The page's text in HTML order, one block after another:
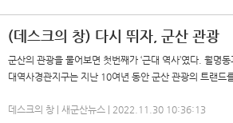
(데스크의 창) 다시 뛰자, 군산 관광
군산의 관광을 물어보면 첫번째가 ‘근대 역사’였다. 월명
대역사경관지구는 지난 10여년 동안 군산 관광의 트랜드
데스크의 창 | 새군산뉴스 | 2022.11.30 10:36:13